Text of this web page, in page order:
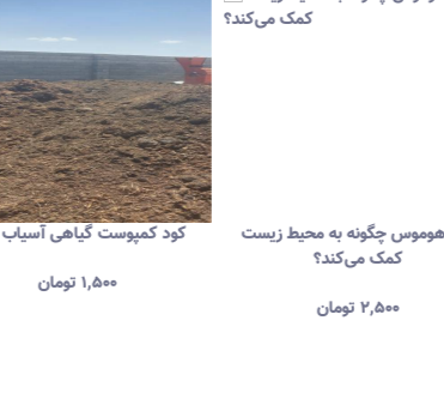
کود کمپوست گیاهی
۱,۵۰۰تومان
کود هوموس چگونه به محیط زیست
کمک می‌کند؟
۲,۵۰۰تومان